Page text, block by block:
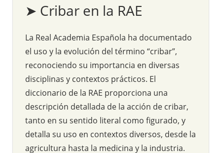
➤ Cribar en la RAE
La Real Academia Española ha documentado
el uso y la evolución del término “cribar”,
reconociendo su importancia en diversas
disciplinas y contextos prácticos. El
diccionario de la RAE proporciona una
descripción detallada de la acción de cribar,
tanto en su sentido literal como figurado, y
detalla su uso en contextos diversos, desde la
agricultura hasta la medicina y la industria.